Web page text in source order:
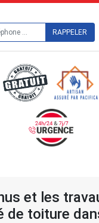
et les
de toiture